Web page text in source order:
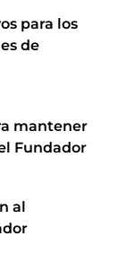
para los
de
mantener
Fundador
al